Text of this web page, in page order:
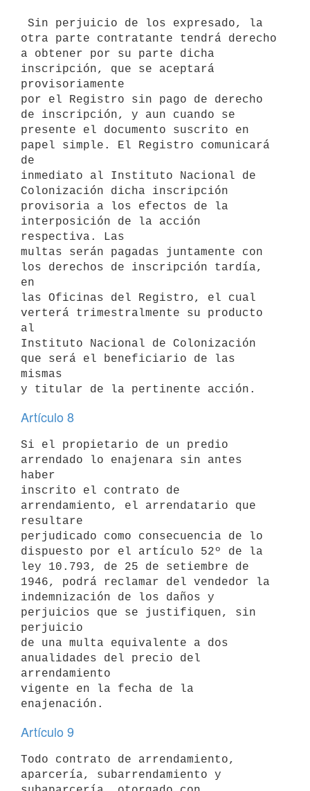
otra parte contratante tendrá derecho
a obtener por su parte dicha
inscripción, que se aceptará
provisoriamente
por el Registro sin pago de derecho
de inscripción, y aun cuando se
presente el documento suscrito en
papel simple. El Registro comunicará
de
inmediato al Instituto Nacional de
Colonización dicha inscripción
provisoria a los efectos de la
interposición de la acción
respectiva. Las
multas serán pagadas juntamente con
los derechos de inscripción tardía,
en
las Oficinas del Registro, el cual
verterá trimestralmente su producto
al
Instituto Nacional de Colonización
que será el beneficiario de las
mismas
Artículo 8
Si el propietario de un predio
arrendado lo enajenara sin antes
haber
inscrito el contrato de
arrendamiento, el arrendatario que
resultare
perjudicado como consecuencia de lo
dispuesto por el artículo 52º de la
ley 10.793, de 25 de setiembre de
1946, podrá reclamar del vendedor la
indemnización de los daños y
perjuicios que se justifiquen, sin
perjuicio
de una multa equivalente a dos
anualidades del precio del
arrendamiento
vigente en la fecha de la
Artículo 9
Todo contrato de arrendamiento,
aparcería, subarrendamiento y